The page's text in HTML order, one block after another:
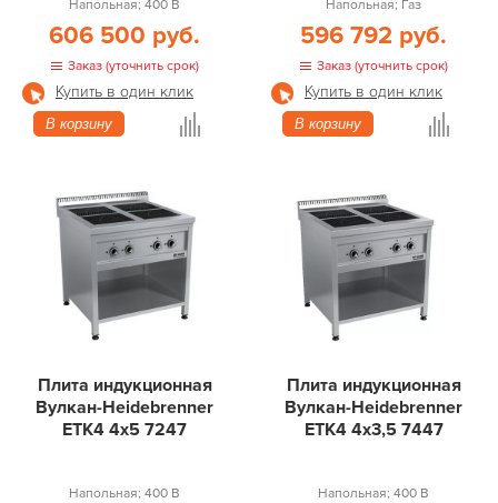
Напольная; 400 В
606 500 руб.
Заказ (уточнить срок)
Купить в один клик
В корзину
Напольная; Газ
596 792 руб.
Заказ (уточнить срок)
Купить в один клик
В корзину
Плита индукционная
Вулкан-Heidebrenner
ETK4 4х5 7247
Напольная; 400 В
Плита индукционная
Вулкан-Heidebrenner
ETK4 4х3,5 7447
Напольная; 400 В